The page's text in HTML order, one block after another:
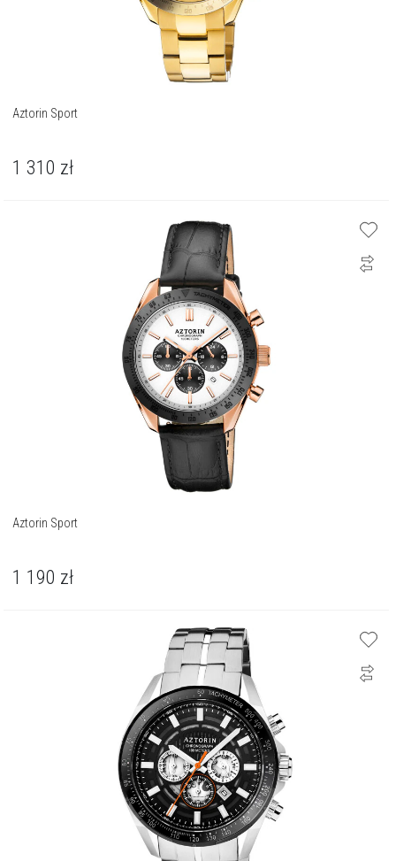
Aztorin Sport
1 310 zł
Aztorin Sport
1 190 zł